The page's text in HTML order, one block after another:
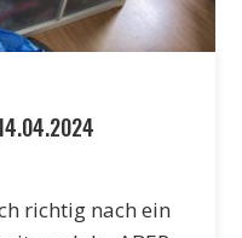
richtig nach ein